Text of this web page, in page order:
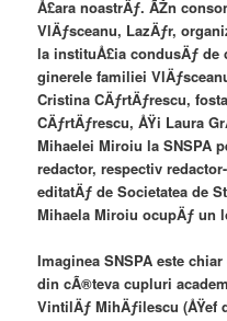
Å£ara noastrÄƒ. ÃŽn
VlÄƒsceanu, LazÄƒr,
la instituÅ£ia condusÄƒ de
ginerele familiei
Cristina CÄƒrtÄƒrescu,
CÄƒrtÄƒrescu, ÅŸi Laura
Mihaelei Miroiu la SNSPA
redactor, respectiv
editatÄƒ de Societatea de
Mihaela Miroiu ocupÄƒ un
Imaginea SNSPA este
din cÃ®teva cupluri
VintilÄƒ MihÄƒilescu (ÅŸef